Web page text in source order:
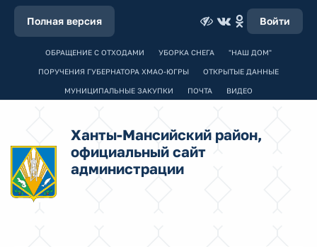
Полная версия Войти
ОБРАЩЕНИЕ С ОТХОДАМИ УБОРКА СНЕГА "НАШ ДОМ"
ПОРУЧЕНИЯ ГУБЕРНАТОРА ХМАО-ЮГРЫ ОТКРЫТЫЕ ДАННЫЕ
МУНИЦИПАЛЬНЫЕ ЗАКУПКИ ПОЧТА ВИДЕО
Ханты-Мансийский район,
официальный сайт
администрации